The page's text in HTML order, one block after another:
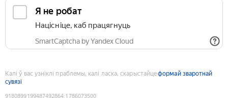
Я не робат
Націсніце, каб працягнуць
SmartCaptcha by Yandex Cloud
Калі ў вас узніклі праблемы, калі ласка, скарыстайцеформай зваротнай
сувязі
9180899199487492864:1786073500